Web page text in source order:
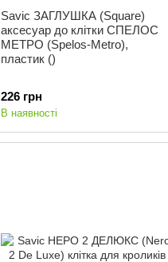
Savic ЗАГЛУШКА (Square)
аксесуар до клітки СПЕЛОС
МЕТРО (Spelos-Metro),
пластик ()
226 грн
В наявності